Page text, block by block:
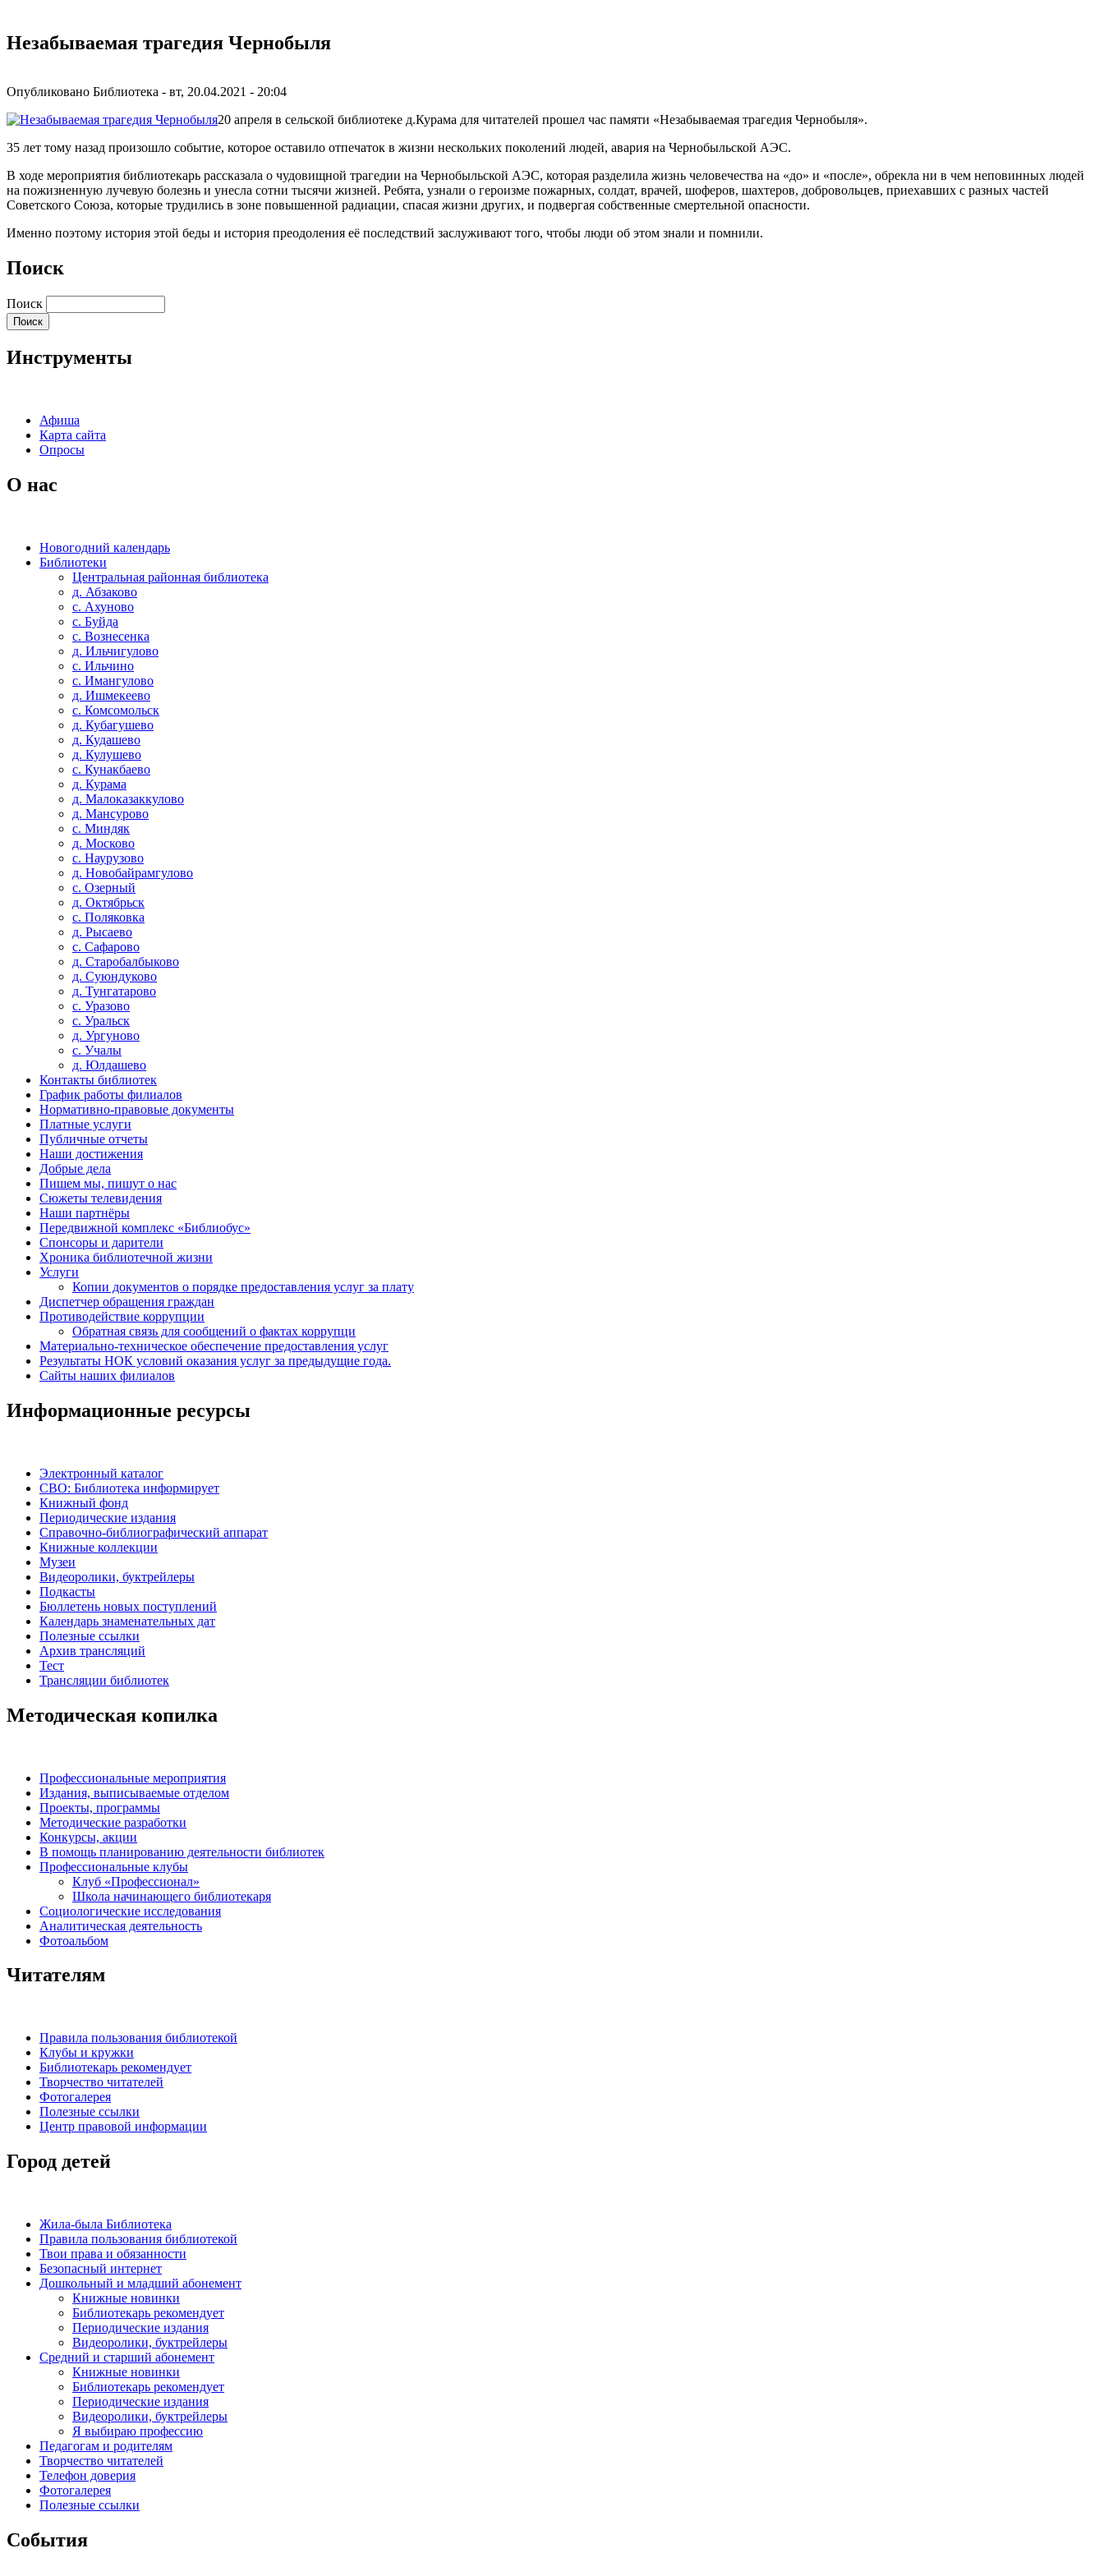
Незабываемая трагедия Чернобыля
Опубликовано Библиотека - вт, 20.04.2021 - 20:04
20 апреля в сельской библиотеке д.Курама для читателей прошел час памяти «Незабываемая трагедия Чернобыля».
35 лет тому назад произошло событие, которое оставило отпечаток в жизни нескольких поколений людей, авария на Чернобыльской АЭС.
В ходе мероприятия библиотекарь рассказала о чудовищной трагедии на Чернобыльской АЭС, которая разделила жизнь человечества на «до» и «после», обрекла ни в чем неповинных людей
на пожизненную лучевую болезнь и унесла сотни тысячи жизней. Ребята, узнали о героизме пожарных, солдат, врачей, шоферов, шахтеров, добровольцев, приехавших с разных частей
Советского Союза, которые трудились в зоне повышенной радиации, спасая жизни других, и подвергая собственные смертельной опасности.
Именно поэтому история этой беды и история преодоления её последствий заслуживают того, чтобы люди об этом знали и помнили.
Поиск
Поиск
Инструменты
Афиша
Карта сайта
Опросы
О нас
Новогодний календарь
Библиотеки
Центральная районная библиотека
д. Абзаково
с. Ахуново
с. Буйда
с. Вознесенка
д. Ильчигулово
с. Ильчино
с. Имангулово
д. Ишмекеево
с. Комсомольск
д. Кубагушево
д. Кудашево
д. Кулушево
с. Кунакбаево
д. Курама
д. Малоказаккулово
д. Мансурово
с. Миндяк
д. Москово
с. Наурузово
д. Новобайрамгулово
с. Озерный
д. Октябрьск
с. Поляковка
д. Рысаево
с. Сафарово
д. Старобалбыково
д. Суюндуково
д. Тунгатарово
с. Уразово
с. Уральск
д. Ургуново
с. Учалы
д. Юлдашево
Контакты библиотек
График работы филиалов
Нормативно-правовые документы
Платные услуги
Публичные отчеты
Наши достижения
Добрые дела
Пишем мы, пишут о нас
Сюжеты телевидения
Наши партнёры
Передвижной комплекс «Библиобус»
Спонсоры и дарители
Хроника библиотечной жизни
Услуги
Копии документов о порядке предоставления услуг за плату
Диспетчер обращения граждан
Противодействие коррупции
Обратная связь для сообщений о фактах коррупци
Материально-техническое обеспечение предоставления услуг
Результаты НОК условий оказания услуг за предыдущие года.
Сайты наших филиалов
Информационные ресурсы
Электронный каталог
СВО: Библиотека информирует
Книжный фонд
Периодические издания
Справочно-библиографический аппарат
Книжные коллекции
Музеи
Видеоролики, буктрейлеры
Подкасты
Бюллетень новых поступлений
Календарь знаменательных дат
Полезные ссылки
Архив трансляций
Тест
Трансляции библиотек
Методическая копилка
Профессиональные мероприятия
Издания, выписываемые отделом
Проекты, программы
Методические разработки
Конкурсы, акции
В помощь планированию деятельности библиотек
Профессиональные клубы
Клуб «Профессионал»
Школа начинающего библиотекаря
Социологические исследования
Аналитическая деятельность
Фотоальбом
Читателям
Правила пользования библиотекой
Клубы и кружки
Библиотекарь рекомендует
Творчество читателей
Фотогалерея
Полезные ссылки
Центр правовой информации
Город детей
Жила-была Библиотека
Правила пользования библиотекой
Твои права и обязанности
Безопасный интернет
Дошкольный и младший абонемент
Книжные новинки
Библиотекарь рекомендует
Периодические издания
Видеоролики, буктрейлеры
Средний и старший абонемент
Книжные новинки
Библиотекарь рекомендует
Периодические издания
Видеоролики, буктрейлеры
Я выбираю профессию
Педагогам и родителям
Творчество читателей
Телефон доверия
Фотогалерея
Полезные ссылки
События